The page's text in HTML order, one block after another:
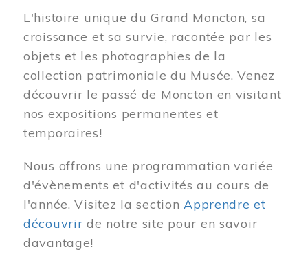
L'histoire unique du Grand Moncton, sa
croissance et sa survie, racontée par les
objets et les photographies de la
collection patrimoniale du Musée. Venez
découvrir le passé de Moncton en visitant
nos expositions permanentes et
temporaires!
Nous offrons une programmation variée
d'évènements et d'activités au cours de
l'année. Visitez la sectionApprendre et
découvrir de notre site pour en savoir
davantage!